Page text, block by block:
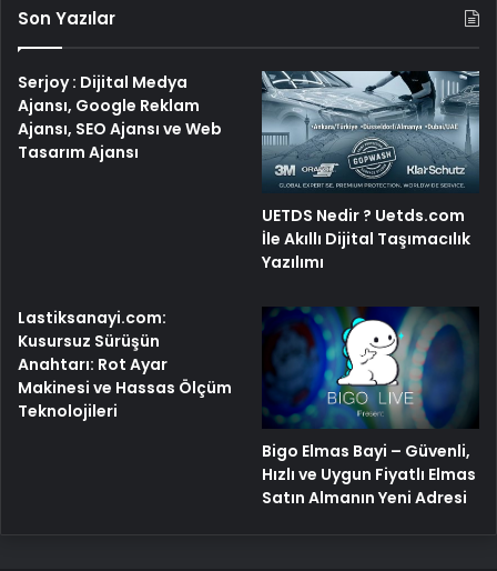
Son Yazılar
Serjoy : Dijital Medya
Ajansı, Google Reklam
Ajansı, SEO Ajansı ve Web
Tasarım Ajansı
UETDS Nedir ? Uetds.com
İle Akıllı Dijital Taşımacılık
Yazılımı
Lastiksanayi.com:
Kusursuz Sürüşün
Anahtarı: Rot Ayar
Makinesi ve Hassas Ölçüm
Teknolojileri
Bigo Elmas Bayi – Güvenli,
Hızlı ve Uygun Fiyatlı Elmas
Satın Almanın Yeni Adresi